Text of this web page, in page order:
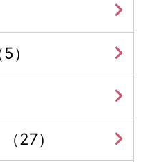
）
27）